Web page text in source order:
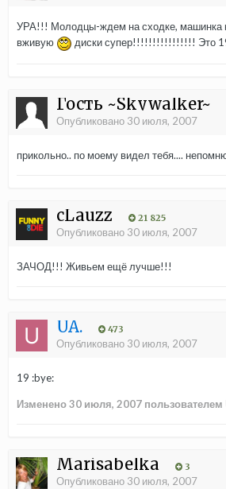
УРА!!! Молодцы-ждем на сходке, машинка
вживую
диски супер!!!!!!!!!!!!!!!! Это
Гость ~Skywalker~
Опубликовано 30 июля, 2007
прикольно.. по моему видел тебя....
cLauzz 21 825
Опубликовано 30 июля, 2007
ЗАЧОД!!! Живьем ещё лучше!!!
UA. 473
Опубликовано 30 июля, 2007
19 :bye:
Изменено30 июля, 2007 пользователем
Marisabelka 3
Опубликовано 30 июля, 2007